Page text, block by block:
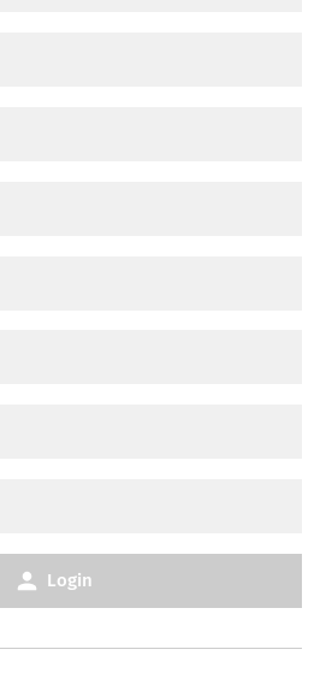
Login